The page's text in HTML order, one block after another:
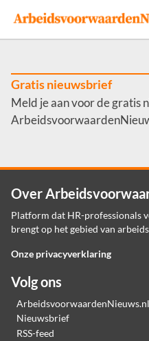
Events
Adverteren
Werkgevers
Contact
Gratis nieuwsbrief
Meld je aan voor de gratis
Over
Platform dat HR-professionals
brengt op het gebied van
Onze privacyverklaring
Volg ons
ArbeidsvoorwaardenNieuws.nl
Nieuwsbrief
RSS-feed